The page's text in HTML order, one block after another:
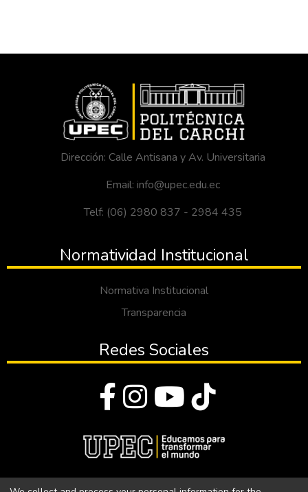
Dirección: Calle Antisana y Av. Universitaria
Email: info@upec.edu.ec
Telf: (06) 2980 837 - 2984 435
Normatividad Institucional
Normativa Institucional
Transparencia
Redes Sociales